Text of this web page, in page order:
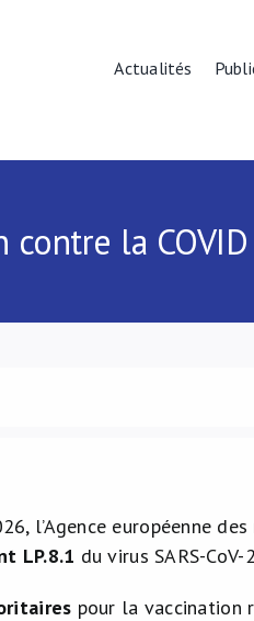
Actualités
contre la
l’Agence européenne
LP.8.1 du virus SARS-CoV-
pour la vaccination